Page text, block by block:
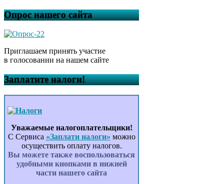
Опрос нашего сайта
Приглашаем принять участие
в голосовании на нашем сайте
Заплатите налоги!
Уважаемые налогоплательщики!
С Сервиса «Заплати налоги» можно
осуществить оплату налогов.
Вы можете также воспользоваться
удобными кнопками в нижней
части нашего сайта